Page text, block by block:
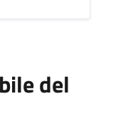
del